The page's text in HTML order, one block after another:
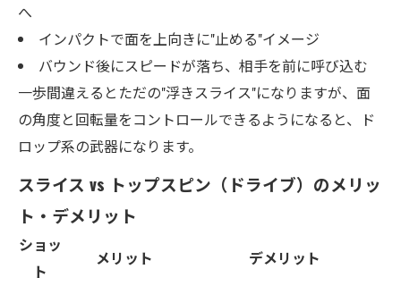
へ
インパクトで面を上向きに"止める"イメージ
バウンド後にスピードが落ち、相手を前に呼び込む
一歩間違えるとただの"浮きスライス"になりますが、面
の角度と回転量をコントロールできるようになると、ド
ロップ系の武器になります。
スライス vs トップスピン（ドライブ）のメリッ
ト・デメリット
ショッ
ト
メリット デメリット